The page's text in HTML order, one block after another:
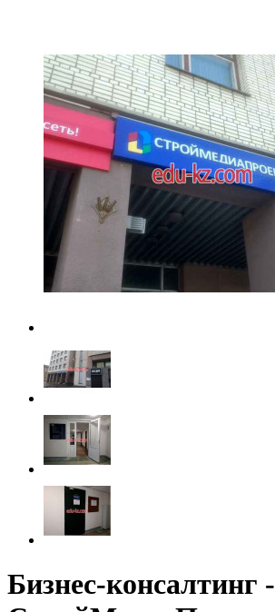
Бизнес-консалтинг -